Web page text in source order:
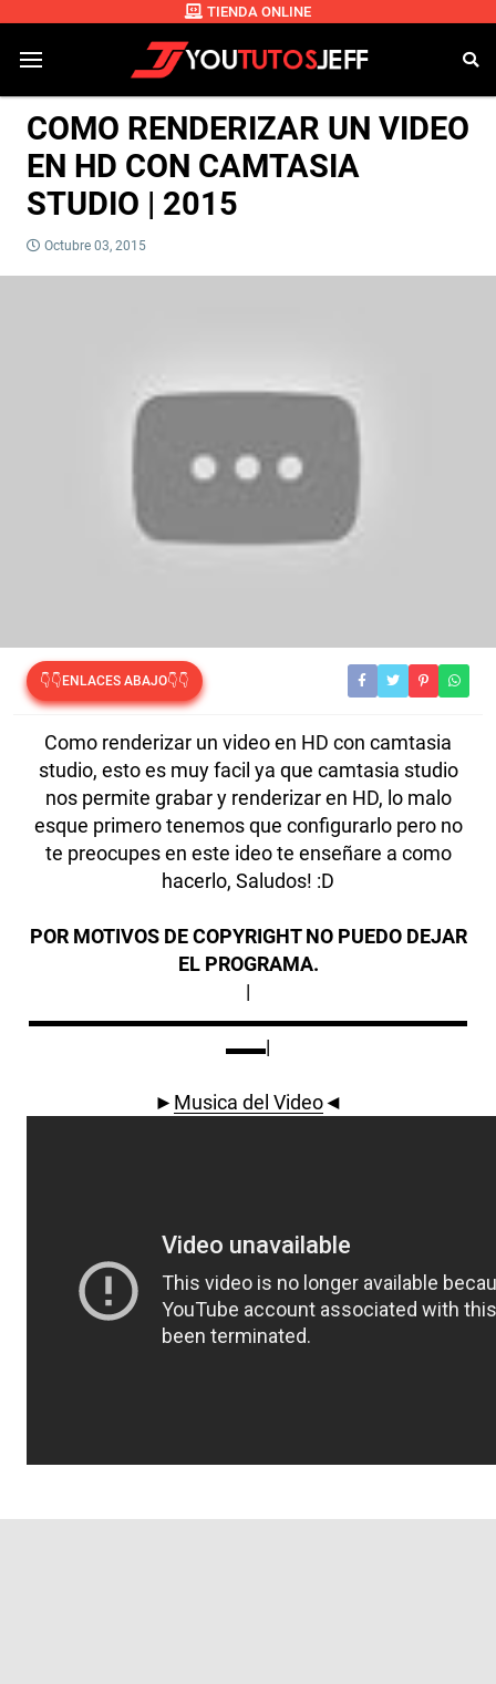
TIENDA ONLINE
COMO RENDERIZAR UN VIDEO
EN HD CON CAMTASIA
STUDIO | 2015
Octubre 03, 2015
👇👇ENLACES ABAJO👇👇
Como renderizar un video en HD con camtasia
studio, esto es muy facil ya que camtasia studio
nos permite grabar y renderizar en HD, lo malo
esque primero tenemos que configurarlo pero no
te preocupes en este ideo te enseñare a como
hacerlo, Saludos! :D
POR MOTIVOS DE COPYRIGHT NO PUEDO DEJAR
EL PROGRAMA.
|
▬▬▬▬▬▬▬▬▬▬▬▬▬▬▬▬▬▬▬▬▬▬
▬▬|
► Musica del Video◄